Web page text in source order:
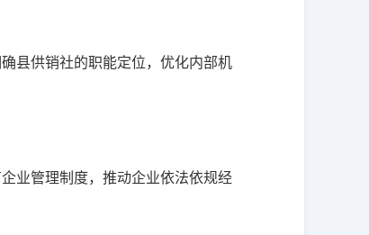
县供销社的职能定位，优化内部机
业管理制度，推动企业依法依规经